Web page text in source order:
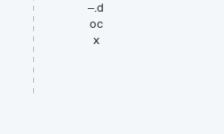
–.d
oc
x